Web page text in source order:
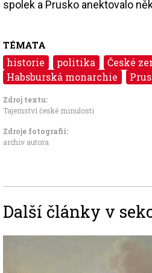
spolek a Prusko anektovalo
TÉMATA
historie politika
České
Habsburská monarchie
Zdroj textu:
Tajemství české minulosti
Zdroje fotografii:
archiv autora
Další články v